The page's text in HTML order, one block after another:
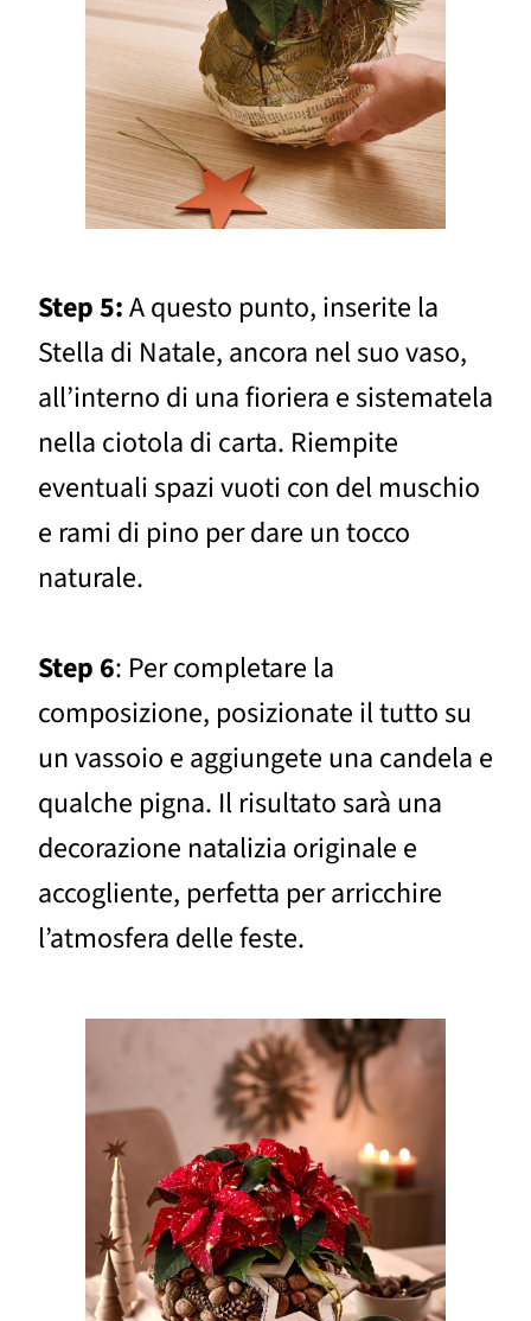
Step 5:A questo punto, inserite la
Stella di Natale, ancora nel suo vaso,
all’interno di una fioriera e sistematela
nella ciotola di carta. Riempite
eventuali spazi vuoti con del muschio
e rami di pino per dare un tocco
naturale.
Step 6: Per completare la
composizione, posizionate il tutto su
un vassoio e aggiungete una candela e
qualche pigna. Il risultato sarà una
decorazione natalizia originale e
accogliente, perfetta per arricchire
l’atmosfera delle feste.